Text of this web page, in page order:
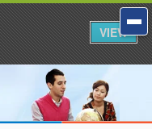
VIEW
VIEW